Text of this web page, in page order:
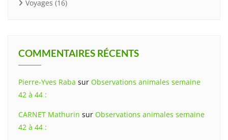
Voyages (16)
COMMENTAIRES RÉCENTS
Pierre-Yves Raba sur Observations animales semaine
42 à 44 :
CARNET Mathurin sur Observations animales semaine
42 à 44 :